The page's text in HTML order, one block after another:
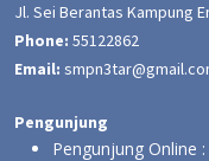
Jl. Sei Berantas Kampung
Phone: 55122862
Email:
Pengunjung
Pengunjung Online :